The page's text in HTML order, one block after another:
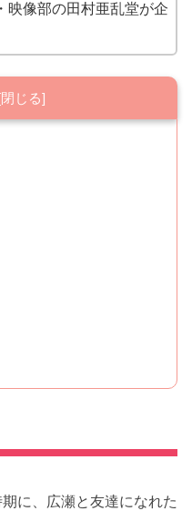
映像部の田村亜乱堂が企
に、広瀬と友達になれた